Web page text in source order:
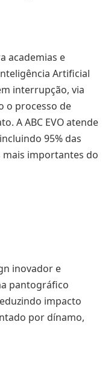
academias e
Artificial
interrupção, via
o processo de
A ABC EVO atende
95% das
mais importantes do
inovador e
pantográfico
impacto
por dínamo,